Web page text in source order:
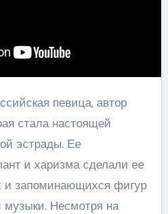
певица, автор
стала настоящей
эстрады. Ее
и харизма сделали ее
и запоминающихся фигур
музыки. Несмотря на